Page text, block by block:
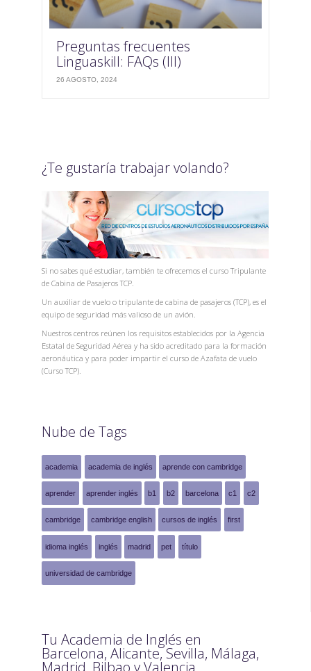
Preguntas frecuentes
Linguaskill: FAQs (III)
26 AGOSTO, 2024
¿Te gustaría trabajar volando?
Si no sabes qué estudiar, también te ofrecemos el curso Tripulante
de Cabina de Pasajeros TCP.
Un auxiliar de vuelo o tripulante de cabina de pasajeros (TCP), es el
equipo de seguridad más valioso de un avión.
Nuestros centros reúnen los requisitos establecidos por la Agencia
Estatal de Seguridad Aérea y ha sido acreditado para la formación
aeronáutica y para poder impartir el curso de Azafata de vuelo
(Curso TCP).
Nube de Tags
academia academia de inglés aprende con cambridge
aprender aprender inglés b1 b2 barcelona c1 c2
cambridge cambridge english cursos de inglés first
idioma inglés inglés madrid pet título
universidad de cambridge
Tu Academia de Inglés en
Barcelona, Alicante, Sevilla, Málaga,